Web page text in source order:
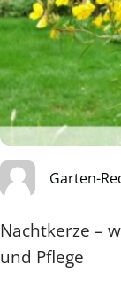
Garten-
Nachtkerze –
und Pflege